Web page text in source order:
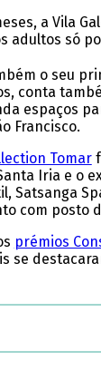
a Vila
adultos só
o seu
conta
espaços
Francisco.
Tomar
Iria e o
Satsanga
com posto
prémios
se